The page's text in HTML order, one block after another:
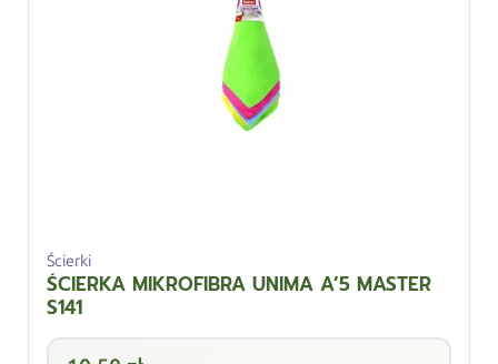
Ścierki
ŚCIERKA MIKROFIBRA UNIMA A’5 MASTER
S141